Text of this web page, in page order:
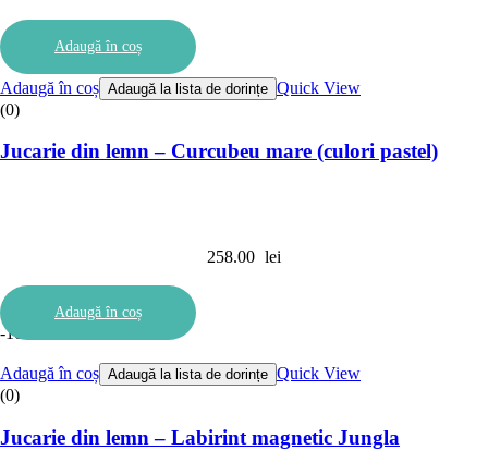
Adaugă în coș
Adaugă în coș Adaugă la lista de dorințe Quick View
(0)
Jucarie din lemn – Curcubeu mare (culori pastel)
258.00 lei
Adaugă în coș
-10%
Adaugă în coș Adaugă la lista de dorințe Quick View
(0)
Jucarie din lemn – Labirint magnetic Jungla